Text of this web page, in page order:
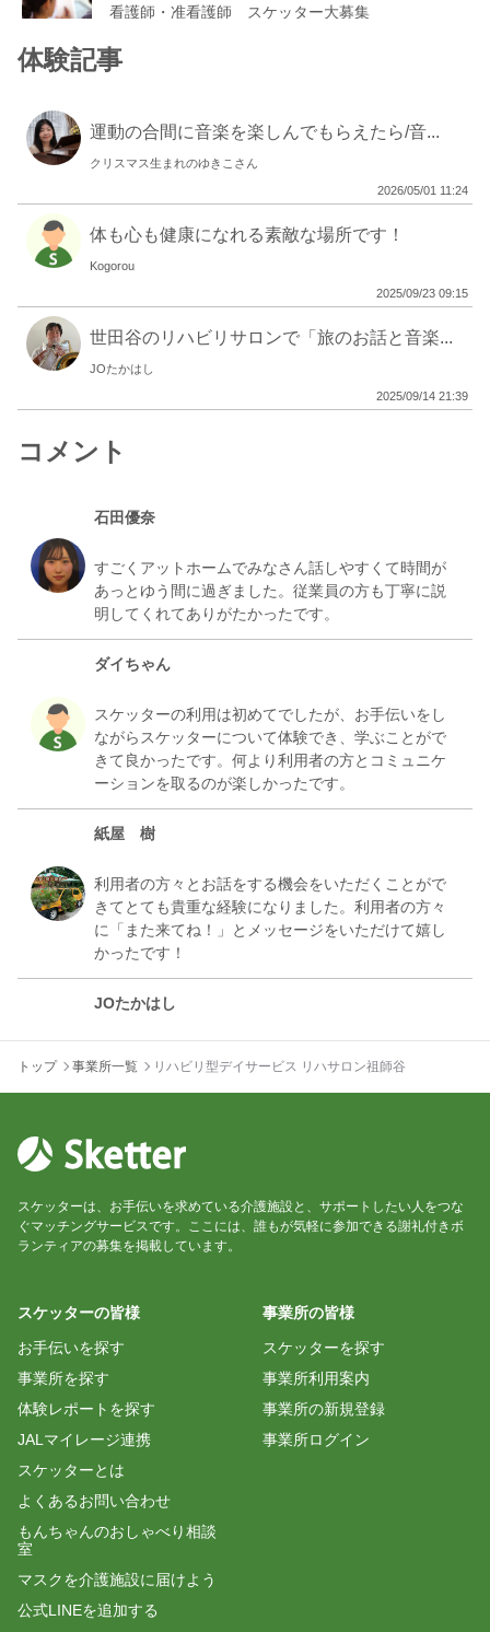
看護師・准看護師 スケッター大募集
クショップ・美容・スケッター様大募集
9:00 - 12:00
2,000
る方を募集しています！
る方を募集しています！
9:30 - 17:30
体験記事
運動の合間に音楽を楽しんでもらえたら/音...
クリスマス生まれのゆきこさん
2026/05/01 11:24
体も心も健康になれる素敵な場所です！
Kogorou
2025/09/23 09:15
世田谷のリハビリサロンで「旅のお話と音楽...
JOたかはし
2025/09/14 21:39
コメント
石田優奈
すごくアットホームでみなさん話しやすくて時間が
あっとゆう間に過ぎました。従業員の方も丁寧に説
ダイちゃん
スケッターの利用は初めてでしたが、お手伝いをし
ながらスケッターについて体験でき、学ぶことがで
きて良かったです。何より利用者の方とコミュニケ
紙屋 樹
利用者の方々とお話をする機会をいただくことがで
きてとても貴重な経験になりました。利用者の方々
に「また来てね！」とメッセージをいただけて嬉し
JOたかはし
ざいました。ご利用者さま、スタッフの皆さまとと
お忙しい中丁寧にご対応してくださり、ありがとう
ましたが、色々なことを知ることができ、とても有
意義な時間を過ごすことができました。
器具も充実しており、室内も明るい雰囲気で素敵な
場所でした。
本日はお世話になりました。
美レク導入は初との事でしたので少し緊張もしまし
もレクしやすい環境でした。
トップ 事業所一覧 リハビリ型デイサービス リハサロン祖師谷
スケッターは、お手伝いを求めている介護施設と、サポートしたい人をつな
ぐマッチングサービスです。ここには、誰もが気軽に参加できる謝礼付きボ
ランティアの募集を掲載しています。
スケッターの皆様
お手伝いを探す
事業所を探す
体験レポートを探す
JALマイレージ連携
スケッターとは
よくあるお問い合わせ
もんちゃんのおしゃべり相談
室
マスクを介護施設に届けよう
公式LINEを追加する
事業所の皆様
スケッターを探す
事業所利用案内
事業所の新規登録
事業所ログイン